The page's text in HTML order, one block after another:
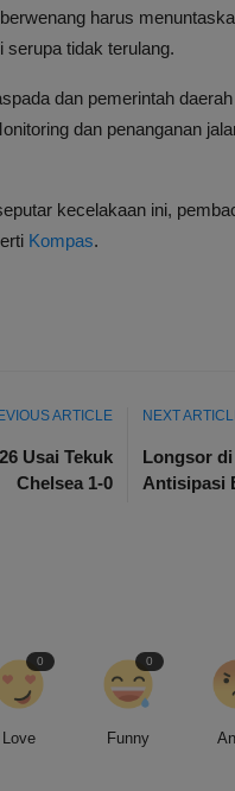
harus
serupa tidak terulang.
dan pemerintah
dan penanganan
kecelakaan ini,
Kompas.
ARTICLE
Usai Tekuk
Chelsea 1-0
NEXT
Longsor di
Antisipasi
Love
0
Funny
0